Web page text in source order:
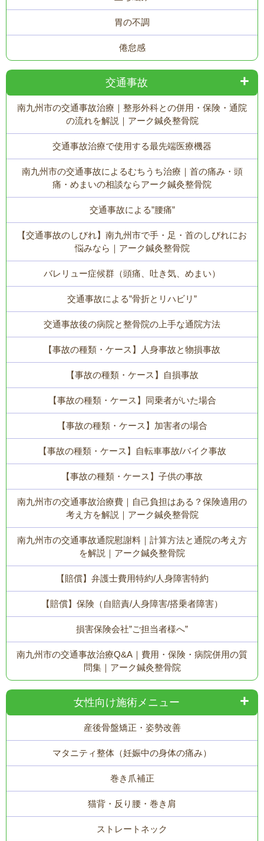
胃の不調
倦怠感
交通事故
南九州市の交通事故治療｜整形外科との併用・保険・通院
の流れを解説｜アーク鍼灸整骨院
交通事故治療で使用する最先端医療機器
南九州市の交通事故によるむちうち治療｜首の痛み・頭
痛・めまいの相談ならアーク鍼灸整骨院
交通事故による”腰痛”
【交通事故のしびれ】南九州市で手・足・首のしびれにお
悩みなら｜アーク鍼灸整骨院
バレリュー症候群（頭痛、吐き気、めまい）
交通事故による”骨折とリハビリ”
交通事故後の病院と整骨院の上手な通院方法
【事故の種類・ケース】人身事故と物損事故
【事故の種類・ケース】自損事故
【事故の種類・ケース】同乗者がいた場合
【事故の種類・ケース】加害者の場合
【事故の種類・ケース】自転車事故/バイク事故
【事故の種類・ケース】子供の事故
南九州市の交通事故治療費｜自己負担はある？保険適用の
考え方を解説｜アーク鍼灸整骨院
南九州市の交通事故通院慰謝料｜計算方法と通院の考え方
を解説｜アーク鍼灸整骨院
【賠償】弁護士費用特約/人身障害特約
【賠償】保険（自賠責/人身障害/搭乗者障害）
損害保険会社”ご担当者様へ”
南九州市の交通事故治療Q&A｜費用・保険・病院併用の質
問集｜アーク鍼灸整骨院
女性向け施術メニュー
産後骨盤矯正・姿勢改善
マタニティ整体（妊娠中の身体の痛み）
巻き爪補正
猫背・反り腰・巻き肩
ストレートネック